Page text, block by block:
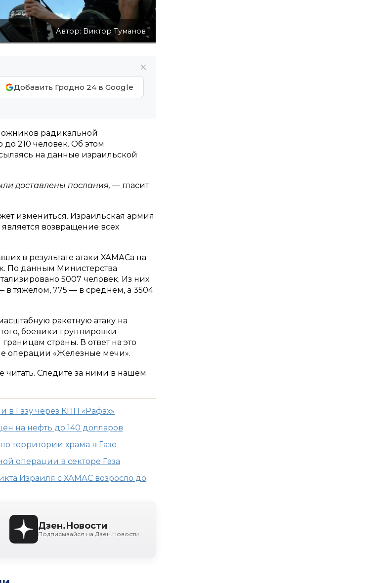
Автор: Виктор Туманов
Добавить Гродно 24 в Google
радикальной
210 человек. Об этом
на данные израильской
доставлены послания, — гласит
измениться. Израильская армия
возвращение всех
в результате атаки ХАМАСа на
По данным Министерства
5007 человек. Из них
в тяжелом, 775 — в среднем, а 3504
ракетную атаку на
боевики группировки
страны. В ответ на это
операции «Железные мечи».
читать. Следите за ними в нашем
в Газу через КПП «Рафах»
на нефть до 140 долларов
территории храма в Газе
операции в секторе Газа
Израиля с ХАМАС возросло до
Дзен.Новости
Подписывайся на Дзен.Новости